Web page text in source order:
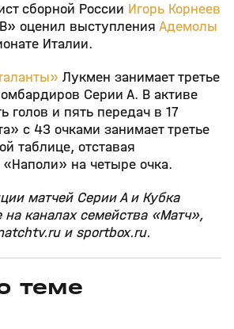
сборной России Игорь Корнеев
оценил выступления Адемолы
Италии.
Лукмен занимает третье
Серии А. В активе
голов и пять передач в 17
с 43 очками занимает третье
таблице, отставая
на четыре очка.
матчей Серии А и Кубка
на каналах семейства «Матч»,
и sportbox.ru.
теме